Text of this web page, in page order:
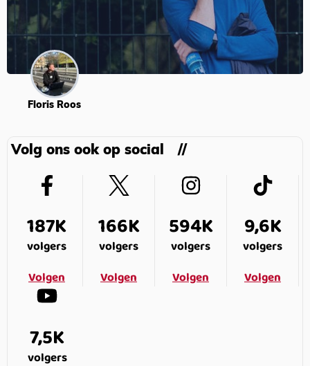
Floris Roos
Volg ons ook op social
187K
volgers
Volgen
166K
volgers
Volgen
594K
volgers
Volgen
9,6K
volgers
Volgen
7,5K
volgers